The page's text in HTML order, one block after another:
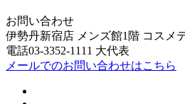
お問い合わせ
伊勢丹新宿店 メンズ館1階 コスメ
電話03-3352-1111 大代表
メールでのお問い合わせはこちら